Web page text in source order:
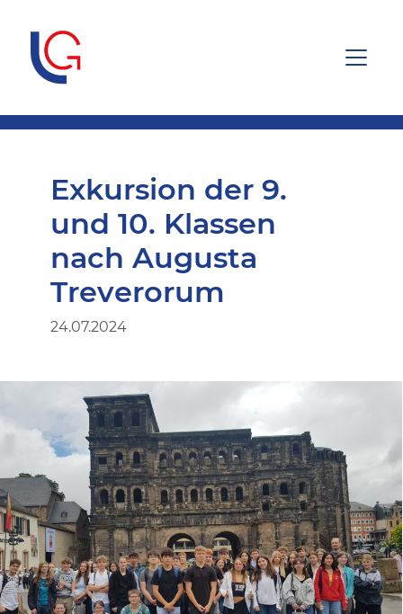
Exkursion der 9.
und 10. Klassen
nach Augusta
Treverorum
24.07.2024